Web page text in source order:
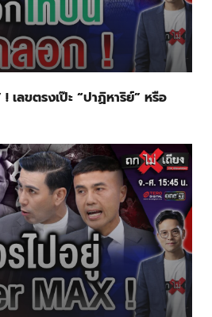
เลขตรงเป๊ะ “ปาฏิหาริย์” หรือ